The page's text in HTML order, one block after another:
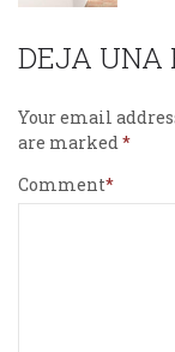
DEJA UNA
Your email
are marked
Comment